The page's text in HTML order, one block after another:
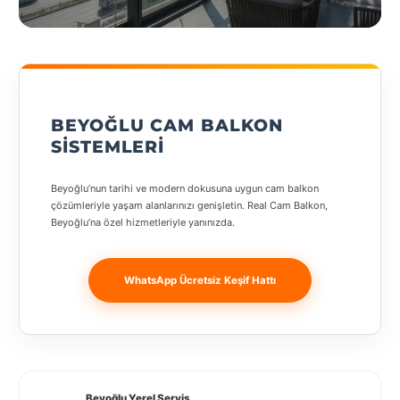
geçiş
BEYOĞLU CAM BALKON
SISTEMLERI
Beyoğlu’nun tarihi ve modern dokusuna uygun cam balkon
çözümleriyle yaşam alanlarınızı genişletin. Real Cam Balkon,
Beyoğlu’na özel hizmetleriyle yanınızda.
WhatsApp Ücretsiz Keşif Hattı
States
Tüm
Şehirler
Adana
Adıyaman
Afyonkarahisar
Antalya
Aydın